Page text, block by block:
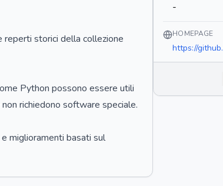
reperti storici della collezione
Python possono essere utili
richiedono software speciale.
miglioramenti basati sul
-
HOMEPAGE
https://